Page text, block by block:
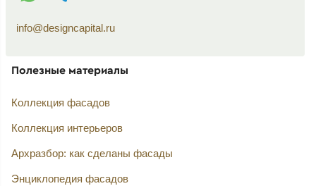
info@designcapital.ru
Полезные материалы
Коллекция фасадов
Коллекция интерьеров
Архразбор: как сделаны фасады
Энциклопедия фасадов